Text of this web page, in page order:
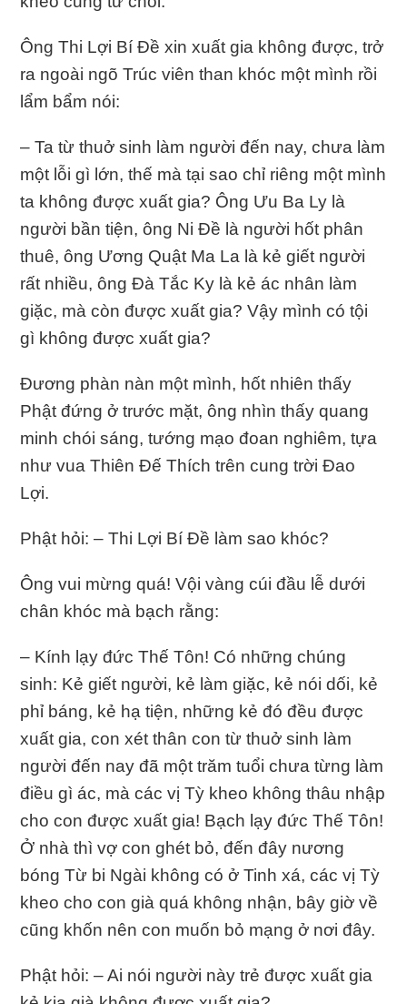
Ông Thi Lợi Bí Đề xin xuất gia không được, trở
ra ngoài ngõ Trúc viên than khóc một mình rồi
lẩm bẩm nói:
– Ta từ thuở sinh làm người đến nay, chưa làm
một lỗi gì lớn, thế mà tại sao chỉ riêng một mình
ta không được xuất gia? Ông Ưu Ba Ly là
người bần tiện, ông Ni Đề là người hốt phân
thuê, ông Ương Quật Ma La là kẻ giết người
rất nhiều, ông Đà Tắc Ky là kẻ ác nhân làm
giặc, mà còn được xuất gia? Vậy mình có tội
gì không được xuất gia?
Đương phàn nàn một mình, hốt nhiên thấy
Phật đứng ở trước mặt, ông nhìn thấy quang
minh chói sáng, tướng mạo đoan nghiêm, tựa
như vua Thiên Đế Thích trên cung trời Đao
Lợi.
Phật hỏi: – Thi Lợi Bí Đề làm sao khóc?
Ông vui mừng quá! Vội vàng cúi đầu lễ dưới
chân khóc mà bạch rằng:
– Kính lạy đức Thế Tôn! Có những chúng
sinh: Kẻ giết người, kẻ làm giặc, kẻ nói dối, kẻ
phỉ báng, kẻ hạ tiện, những kẻ đó đều được
xuất gia, con xét thân con từ thuở sinh làm
người đến nay đã một trăm tuổi chưa từng làm
điều gì ác, mà các vị Tỳ kheo không thâu nhập
cho con được xuất gia! Bạch lạy đức Thế Tôn!
Ở nhà thì vợ con ghét bỏ, đến đây nương
bóng Từ bi Ngài không có ở Tinh xá, các vị Tỳ
kheo cho con già quá không nhận, bây giờ về
cũng khốn nên con muốn bỏ mạng ở nơi đây.
Phật hỏi: – Ai nói người này trẻ được xuất gia